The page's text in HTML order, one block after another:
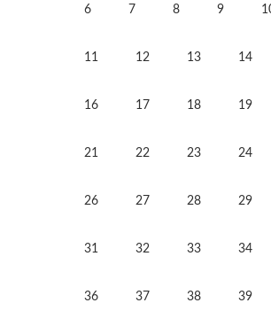
6 7 8 9
11 12 13 14
16 17 18 19
21 22 23 24
26 27 28 29
31 32 33 34
36 37 38 39